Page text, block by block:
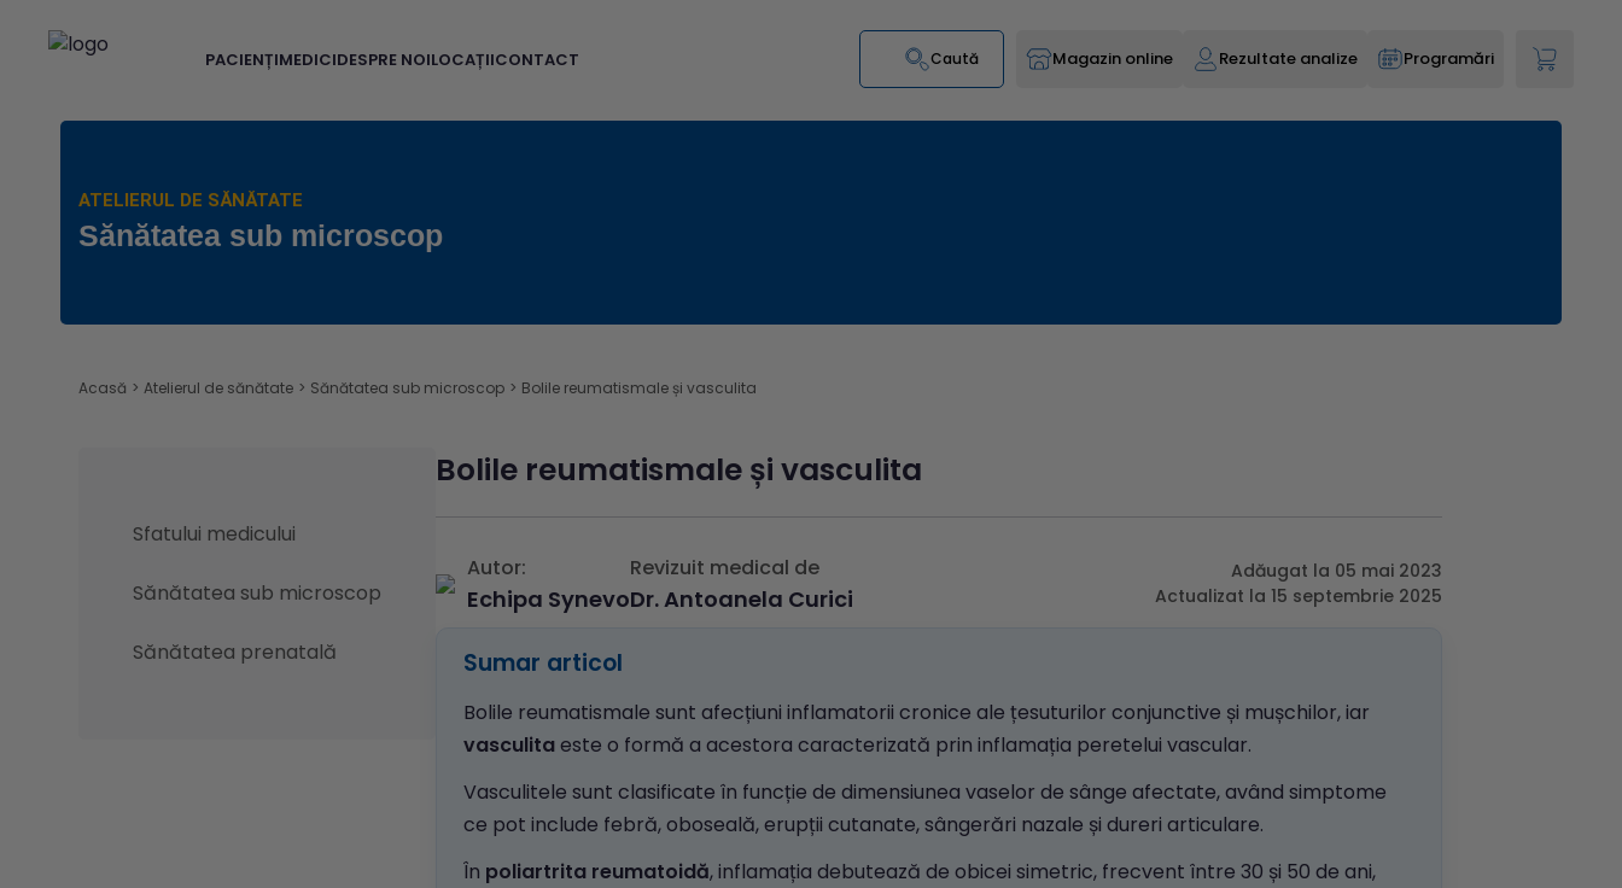
PACIENȚIMEDICIDESPRE NOILOCAȚIICONTACT Caută Magazin online Rezultate analize Programări
ATELIERUL DE SĂNĂTATE
Sănătatea sub microscop
Acasă > Atelierul de sănătate > Sănătatea sub microscop > Bolile reumatismale și vasculita
Sfatului medicului
Sănătatea sub microscop
Sănătatea prenatală
Bolile reumatismale și vasculita
Autor:
Echipa Synevo
Revizuit medical de
Dr. Antoanela Curici
Adăugat la 05 mai 2023
Actualizat la 15 septembrie 2025
Sumar articol
Bolile reumatismale sunt afecțiuni inflamatorii cronice ale țesuturilor conjunctive și mușchilor, iar
vasculitaeste o formă a acestora caracterizată prin inflamația peretelui vascular.
Vasculitele sunt clasificate în funcție de dimensiunea vaselor de sânge afectate, având simptome
ce pot include febră, oboseală, erupții cutanate, sângerări nazale și dureri articulare.
În poliartrita reumatoidă, inflamația debutează de obicei simetric, frecvent între 30 și 50 de ani,